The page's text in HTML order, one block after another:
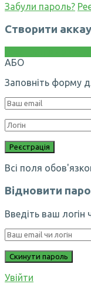
Забули пароль?
Створити
АБО
Заповніть форму
Всі поля
Відновити
Введіть ваш
Увійти